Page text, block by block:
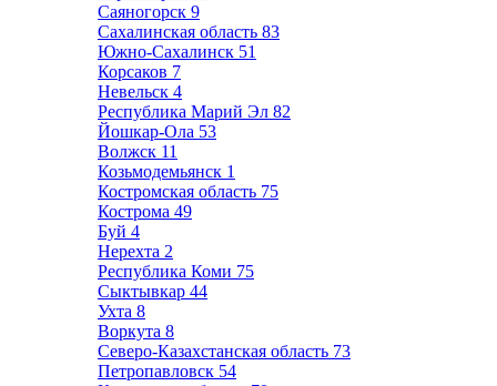
Саяногорск 9
Сахалинская область 83
Южно-Сахалинск 51
Корсаков 7
Невельск 4
Республика Марий Эл 82
Йошкар-Ола 53
Волжск 11
Козьмодемьянск 1
Костромская область 75
Кострома 49
Буй 4
Нерехта 2
Республика Коми 75
Сыктывкар 44
Ухта 8
Воркута 8
Северо-Казахстанская область 73
Петропавловск 54